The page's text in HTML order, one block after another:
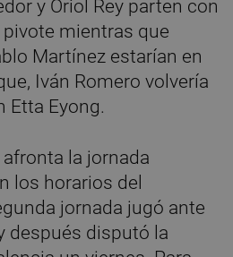
y Oriol Rey parten con
mientras que
Martínez estarían en
Iván Romero volvería
Etta Eyong.
la jornada
los horarios del
jornada jugó ante
después disputó la